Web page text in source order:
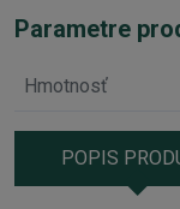
Parametre
Hmotnosť
POPIS